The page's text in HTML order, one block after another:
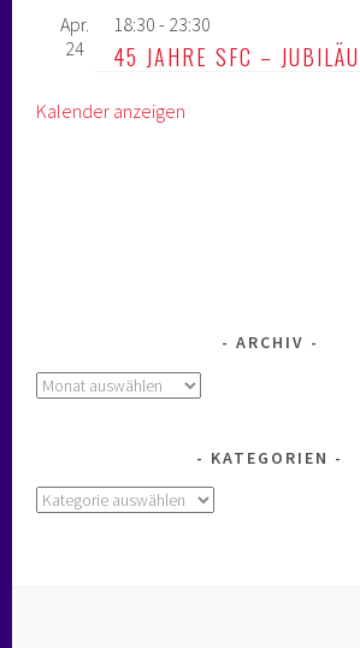
Apr.
24
18:30 - 23:30
45 JAHRE SFC –
Kalender anzeigen
ARCHIV
Archiv
KATEGORIEN
Kategorien